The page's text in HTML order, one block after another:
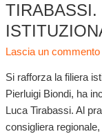
TIRABASSI.
Lascia un commento
Si rafforza la filiera
Pierluigi Biondi, ha
Luca Tirabassi. Al
consigliera